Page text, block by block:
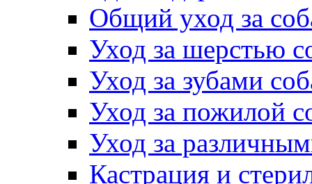
Общий уход за
Уход за шерстью
Уход за зубами
Уход за пожилой
Уход за
Кастрация и